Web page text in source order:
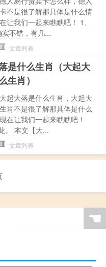
不是很了解那具体是什么情
让我们一起来瞧瞧吧！ 1、
不错，有几...
文章列表
是什么生肖（大起大
生肖）
起大落是什么生肖，大起大
肖不是很了解那具体是什么
在让我们一起来瞧瞧吧！
。 本文【大...
文章列表
☚